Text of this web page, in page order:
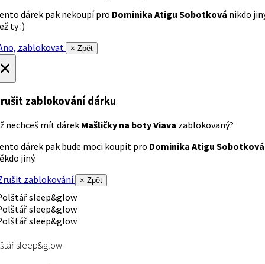
dárek pak nekoupí pro Dominika Atigu Sobotková nikdo
ty :)
zablokovat
× Zpět
zablokování dárku
nechceš mít dárek Mašličky na boty Viava zablokovaný?
dárek pak bude moci koupit pro Dominika Atigu Sobotková
jiný.
zablokování
× Zpět
sleep&glow